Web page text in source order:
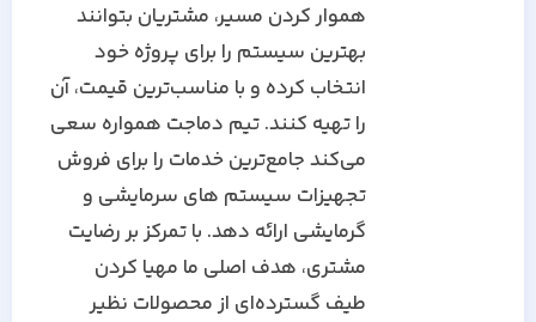
هموار کردن مسیر، مشتریان بتوانند
بهترین سیستم را برای پروژه خود
انتخاب کرده و با مناسب‌ترین قیمت، آن
را تهیه کنند. تیم دماجت همواره سعی
می‌کند جامع‌ترین خدمات را برای فروش
تجهیزات سیستم های سرمایشی و
گرمایشی ارائه دهد. با تمرکز بر رضایت
مشتری، هدف اصلی ما مهیا کردن
طیف گسترده‌ای از محصولات نظیر